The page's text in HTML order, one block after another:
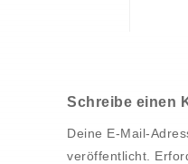
Schreibe einen
Deine E-Mail-
veröffentlicht.